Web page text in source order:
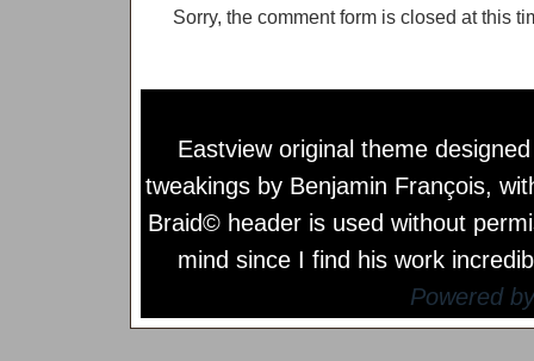
Sorry, the comment form is closed at this
Eastview original theme
tweakings by Benjamin François,
Braid© header is used without
mind since I find his work
Powered